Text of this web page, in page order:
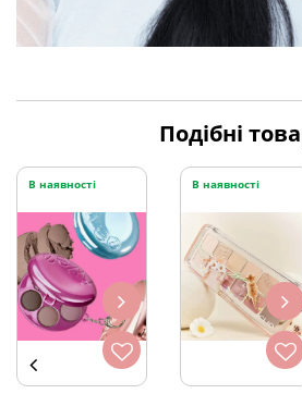
Подібні
В наявності В наявності